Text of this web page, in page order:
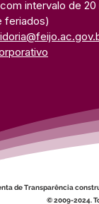
intervalo de 20
feriados)
de Transparência
© 2009-2024.